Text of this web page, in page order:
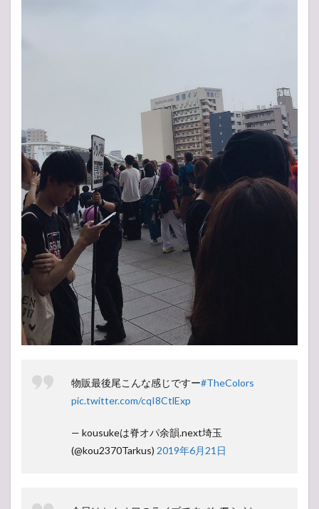
物販最後尾こんな感じですー#TheColors
pic.twitter.com/cqI8CtlExp
— kousukeは脊オパ余韻.next埼玉
(@kou2370Tarkus) 2019年6月21日